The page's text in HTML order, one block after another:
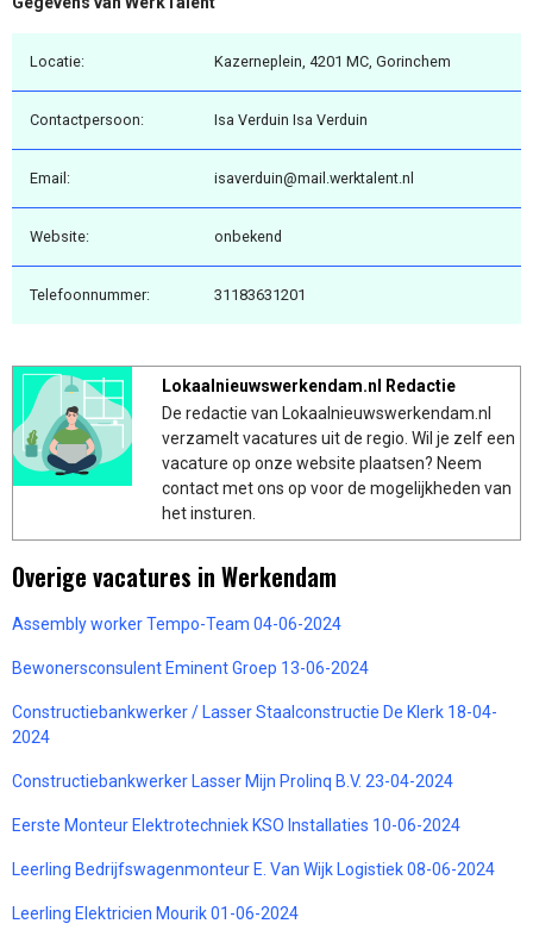
Locatie: Kazerneplein, 4201 MC, Gorinchem
Contactpersoon: Isa Verduin Isa Verduin
Email: isaverduin@mail.werktalent.nl
Website: onbekend
Telefoonnummer: 31183631201
Lokaalnieuwswerkendam.nl Redactie
De redactie van Lokaalnieuwswerkendam.nl
verzamelt vacatures uit de regio. Wil je zelf een
vacature op onze website plaatsen? Neem
contact met ons op voor de mogelijkheden van
het insturen.
Overige vacatures in Werkendam
Assembly worker Tempo-Team 04-06-2024
Bewonersconsulent Eminent Groep 13-06-2024
Constructiebankwerker / Lasser Staalconstructie De Klerk 18-04-
2024
Constructiebankwerker Lasser Mijn Prolinq B.V. 23-04-2024
Eerste Monteur Elektrotechniek KSO Installaties 10-06-2024
Leerling Bedrijfswagenmonteur E. Van Wijk Logistiek 08-06-2024
Leerling Elektricien Mourik 01-06-2024